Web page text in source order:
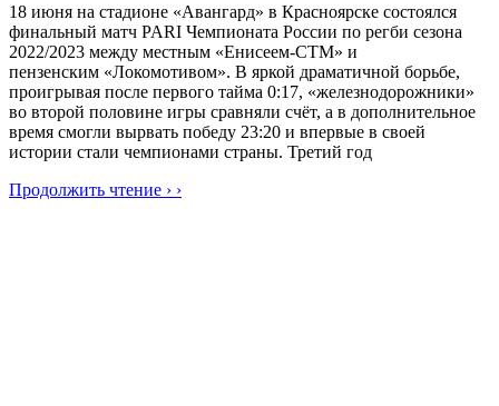
18 июня на стадионе «Авангард» в Красноярске состоялся
финальный матч PARI Чемпионата России по регби сезона
2022/2023 между местным «Енисеем-СТМ» и
пензенским «Локомотивом». В яркой драматичной борьбе,
проигрывая после первого тайма 0:17, «железнодорожники»
во второй половине игры сравняли счёт, а в дополнительное
время смогли вырвать победу 23:20 и впервые в своей
истории стали чемпионами страны. Третий год
Продолжить чтение › ›